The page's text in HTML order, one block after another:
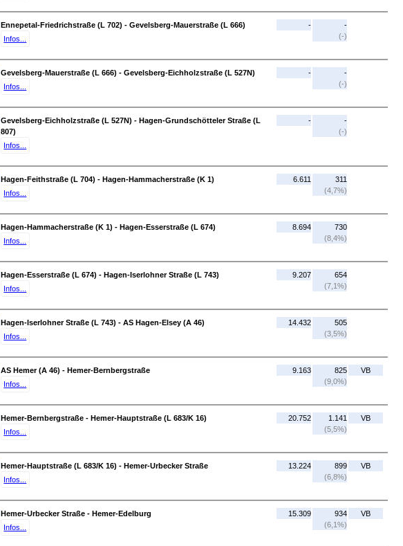
Ennepetal-Friedrichstraße (L 702) - Gevelsberg-Mauerstraße (L 666)
Infos...
-
-
(-)
Gevelsberg-Mauerstraße (L 666) - Gevelsberg-Eichholzstraße (L 527N)
Infos...
-
-
(-)
Gevelsberg-Eichholzstraße (L 527N) - Hagen-Grundschötteler Straße (L
807)
Infos...
-
-
(-)
Hagen-Feithstraße (L 704) - Hagen-Hammacherstraße (K 1)
Infos...
6.611
311
(4,7%)
Hagen-Hammacherstraße (K 1) - Hagen-Esserstraße (L 674)
Infos...
8.694
730
(8,4%)
Hagen-Esserstraße (L 674) - Hagen-Iserlohner Straße (L 743)
Infos...
9.207
654
(7,1%)
Hagen-Iserlohner Straße (L 743) - AS Hagen-Elsey (A 46)
Infos...
14.432
505
(3,5%)
AS Hemer (A 46) - Hemer-Bernbergstraße
Infos...
9.163
825
(9,0%)
VB
Hemer-Bernbergstraße - Hemer-Hauptstraße (L 683/K 16)
Infos...
20.752
1.141
(5,5%)
VB
Hemer-Hauptstraße (L 683/K 16) - Hemer-Urbecker Straße
Infos...
13.224
899
(6,8%)
VB
Hemer-Urbecker Straße - Hemer-Edelburg
Infos...
15.309
934
(6,1%)
VB